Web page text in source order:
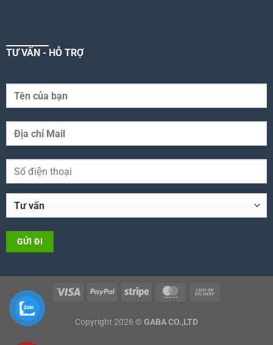
TƯ VẤN - HỖ TRỢ
Copyright 2026 © GABA CO.,LTD